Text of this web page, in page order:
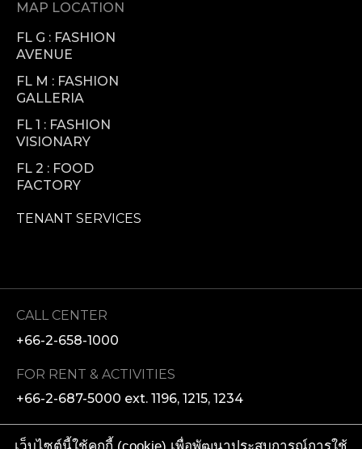
MAP LOCATION
FL G : FASHION
AVENUE
FL M : FASHION
GALLERIA
FL 1 : FASHION
VISIONARY
FL 2 : FOOD
FACTORY
TENANT SERVICES
CALL CENTER
+66-2-658-1000
FOR RENT & ACTIVITIES
+66-2-687-5000 ext. 1196, 1215, 1234
MEDIA ENQUIRIES